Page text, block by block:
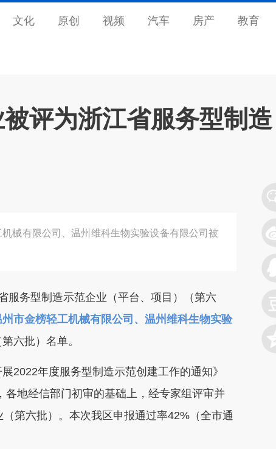
文化 原创 视频 汽车 房产 教育
评为浙江省服务型制造
械有限公司、温州维科生物实验设备有限公司被
服务型制造示范企业（平台、项目）（第六
市金榜轻工机械有限公司、温州维科生物实验
六批）名单。
年度服务型制造示范创建工作的通知》
各地经信部门初审的基础上，经专家组评审并
第六批）。本次我区申报通过率42%（全市通